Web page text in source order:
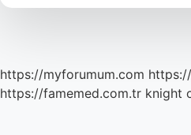
Elde
https://myforumum.com
https://famemed.com.tr knight